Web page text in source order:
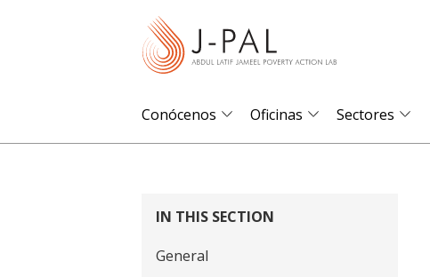
Conócenos Oficinas Sectores
IN THIS SECTION
General